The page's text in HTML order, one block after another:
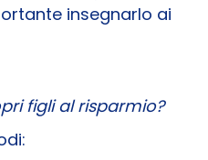
insegnarlo ai
figli al risparmio?